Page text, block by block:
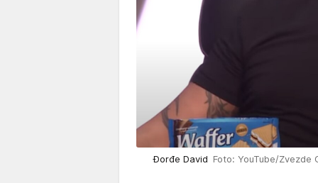
Đorđe David Foto: YouTube/